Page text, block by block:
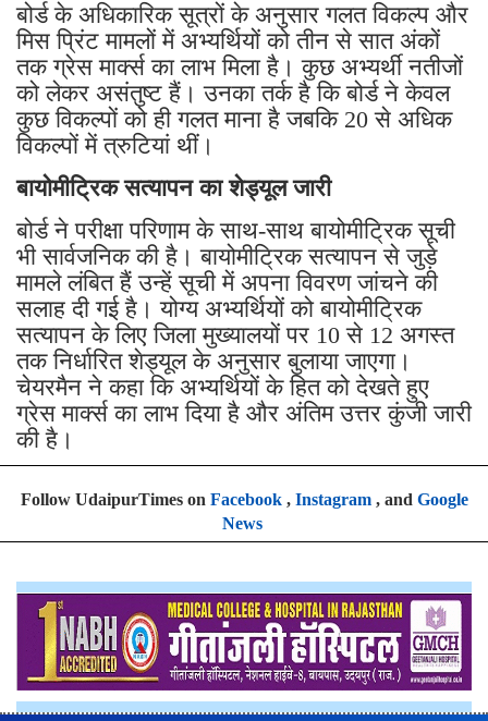
बोर्ड के अधिकारिक सूत्रों के अनुसार गलत विकल्प और
मिस प्रिंट मामलों में अभ्यर्थियों को तीन से सात अंकों
तक ग्रेस मार्क्स का लाभ मिला है। कुछ अभ्यर्थी नतीजों
को लेकर असंतुष्ट हैं। उनका तर्क है कि बोर्ड ने केवल
कुछ विकल्पों को ही गलत माना है जबकि 20 से अधिक
विकल्पों में त्रुटियां थीं।
बायोमीट्रिक सत्यापन का शेड्यूल जारी
बोर्ड ने परीक्षा परिणाम के साथ-साथ बायोमीट्रिक सूची
भी सार्वजनिक की है। बायोमीट्रिक सत्यापन से जुड़े
मामले लंबित हैं उन्हें सूची में अपना विवरण जांचने की
सलाह दी गई है। योग्य अभ्यर्थियों को बायोमीट्रिक
सत्यापन के लिए जिला मुख्यालयों पर 10 से 12 अगस्त
तक निर्धारित शेड्यूल के अनुसार बुलाया जाएगा।
चेयरमैन ने कहा कि अभ्यर्थियों के हित को देखते हुए
ग्रेस मार्क्स का लाभ दिया है और अंतिम उत्तर कुंजी जारी
की है।
Follow UdaipurTimes on Facebook, Instagram, and Google
News